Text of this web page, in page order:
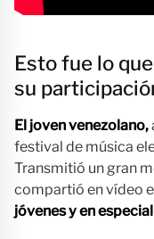
Esto fue lo
su
El joven venezolano,
festival de música
Transmitió un gran
compartió en vídeo
jóvenes y en